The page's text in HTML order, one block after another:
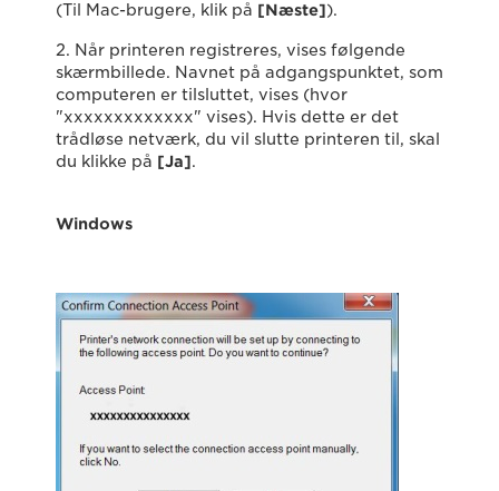
(Til Mac-brugere, klik på [Næste]).
2. Når printeren registreres, vises følgende
skærmbillede. Navnet på adgangspunktet, som
computeren er tilsluttet, vises (hvor
"xxxxxxxxxxxxx" vises). Hvis dette er det
trådløse netværk, du vil slutte printeren til, skal
du klikke på [Ja].
Windows